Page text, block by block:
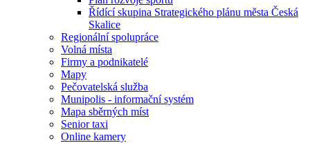
Řídící skupina Strategického plánu města Česká
Skalice
Regionální spolupráce
Volná místa
Firmy a podnikatelé
Mapy
Pečovatelská služba
Munipolis - informační systém
Mapa sběrných míst
Senior taxi
Online kamery